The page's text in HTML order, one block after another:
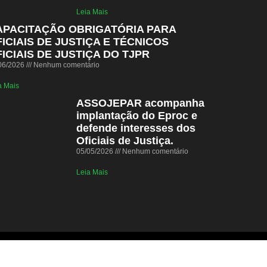
Leia Mais
OBRIGATÓRIA PARA
DE JUSTIÇA E TÉCNICOS
DE JUSTIÇA DO TJPR
2026 Nenhum comentário
Mais
ASSOJEPAR acompanha
implantação do Eproc e
defende interesses dos
Oficiais de Justiça.
05/05/2026 Nenhum comentário
Leia Mais